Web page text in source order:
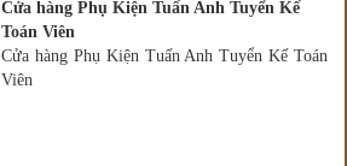
Cửa hàng Phụ Kiện Tuấn Anh Tuyển Kế
Toán Viên
Cửa hàng Phụ Kiện Tuấn Anh Tuyển Kế Toán
Viên